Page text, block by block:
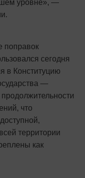
уровне», —
поправок
сегодня
в Конституцию
—
что
территории
как